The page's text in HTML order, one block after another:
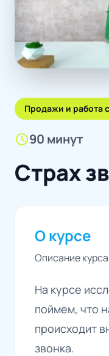
Продажи и работа
schedule90 минут
Страх
О курсе
Описание курса
На курсе
поймем, что
происходит
звонка.